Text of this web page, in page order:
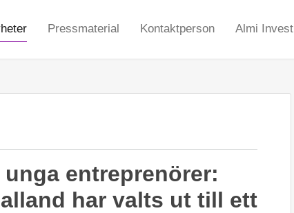
Pressmaterial Kontaktperson Almi Invest
entreprenörer:
har valts ut till ett